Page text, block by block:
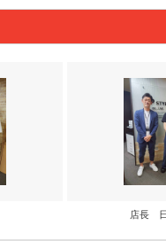
店長